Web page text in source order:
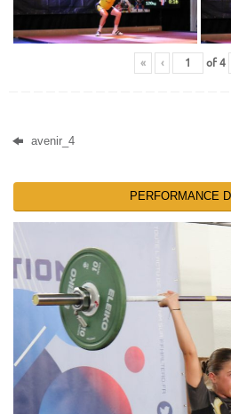
« ‹ of4
avenir_4
PERFORMANCE